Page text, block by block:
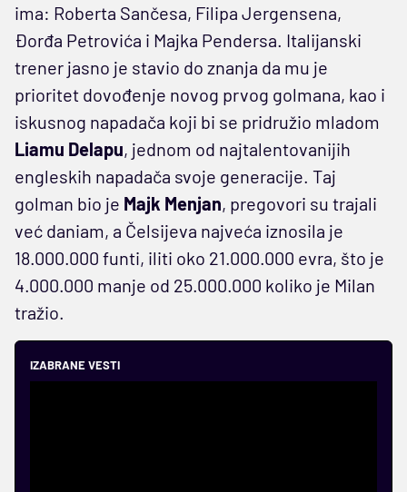
ima: Roberta Sančesa, Filipa Jergensena,
Đorđa Petrovića i Majka Pendersa. Italijanski
trener jasno je stavio do znanja da mu je
prioritet dovođenje novog prvog golmana, kao i
iskusnog napadača koji bi se pridružio mladom
Liamu Delapu, jednom od najtalentovanijih
engleskih napadača svoje generacije. Taj
golman bio je Majk Menjan, pregovori su trajali
već daniam, a Čelsijeva najveća iznosila je
18.000.000 funti, iliti oko 21.000.000 evra, što je
4.000.000 manje od 25.000.000 koliko je Milan
tražio.
IZABRANE VESTI